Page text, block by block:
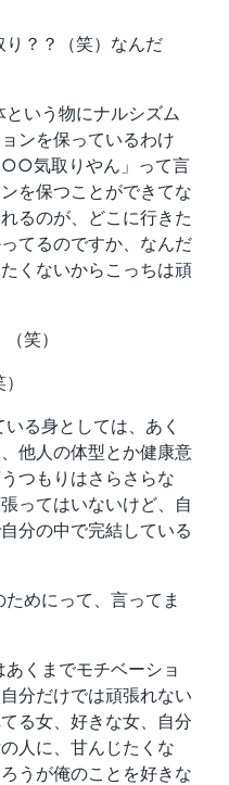
り？？（笑）なんだ
という物にナルシズム
ンを保っているわけ
○○気取りやん」って言
を保つことができてな
るのが、どこに行きた
てるのですか、なんだ
くないからこっちは頑
笑）
る身としては、あく
他人の体型とか健康意
つもりはさらさらな
ってはいないけど、自
分の中で完結している
ためにって、言ってま
あくまでモチベーショ
分だけでは頑張れない
る女、好きな女、自分
人に、甘んじたくな
うが俺のことを好きな